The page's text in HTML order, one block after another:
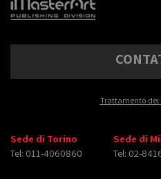
Trattamento dei
Sede di Torino
Tel: 011-4060860
Sede di
Tel: 02-